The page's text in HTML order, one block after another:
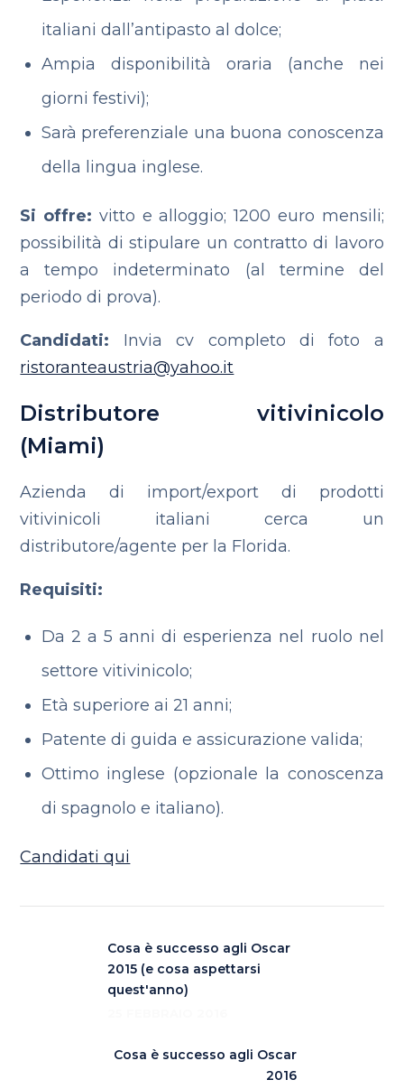
italiani dall’antipasto al dolce;
Ampia disponibilità oraria (anche nei
giorni festivi);
Sarà preferenziale una buona conoscenza
della lingua inglese.
Si offre: vitto e alloggio; 1200 euro mensili;
possibilità di stipulare un contratto di lavoro
a tempo indeterminato (al termine del
periodo di prova).
Candidati: Invia cv completo di foto a
ristoranteaustria@yahoo.it
Distributore vitivinicolo
(Miami)
Azienda di import/export di prodotti
vitivinicoli italiani cerca un
distributore/agente per la Florida.
Requisiti:
Da 2 a 5 anni di esperienza nel ruolo nel
settore vitivinicolo;
Età superiore ai 21 anni;
Patente di guida e assicurazione valida;
Ottimo inglese (opzionale la conoscenza
di spagnolo e italiano).
Candidati qui
Cosa è successo agli Oscar
2015 (e cosa aspettarsi
quest'anno)
Cosa è successo agli Oscar
2016